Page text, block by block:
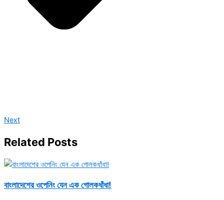
Next
Related Posts
বাংলাদেশের ওপেনিং যেন এক গোলকধাঁধা!